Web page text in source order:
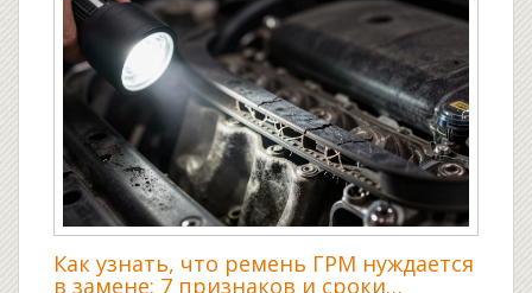
Как узнать, что ремень ГРМ нуждается
в замене: 7 признаков и сроки